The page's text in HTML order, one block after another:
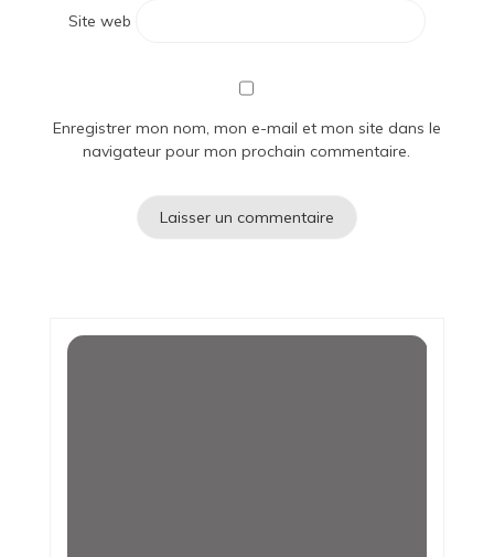
Site web
Enregistrer mon nom, mon e-mail et mon site dans le
navigateur pour mon prochain commentaire.